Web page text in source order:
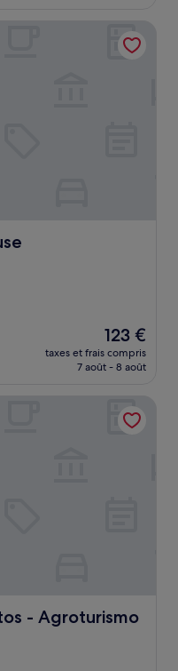
de
107 €
Le
nouveau
prix
de
123 €
123 €
taxes et frais compris
7 août - 8 août
- Agroturismo
SPA